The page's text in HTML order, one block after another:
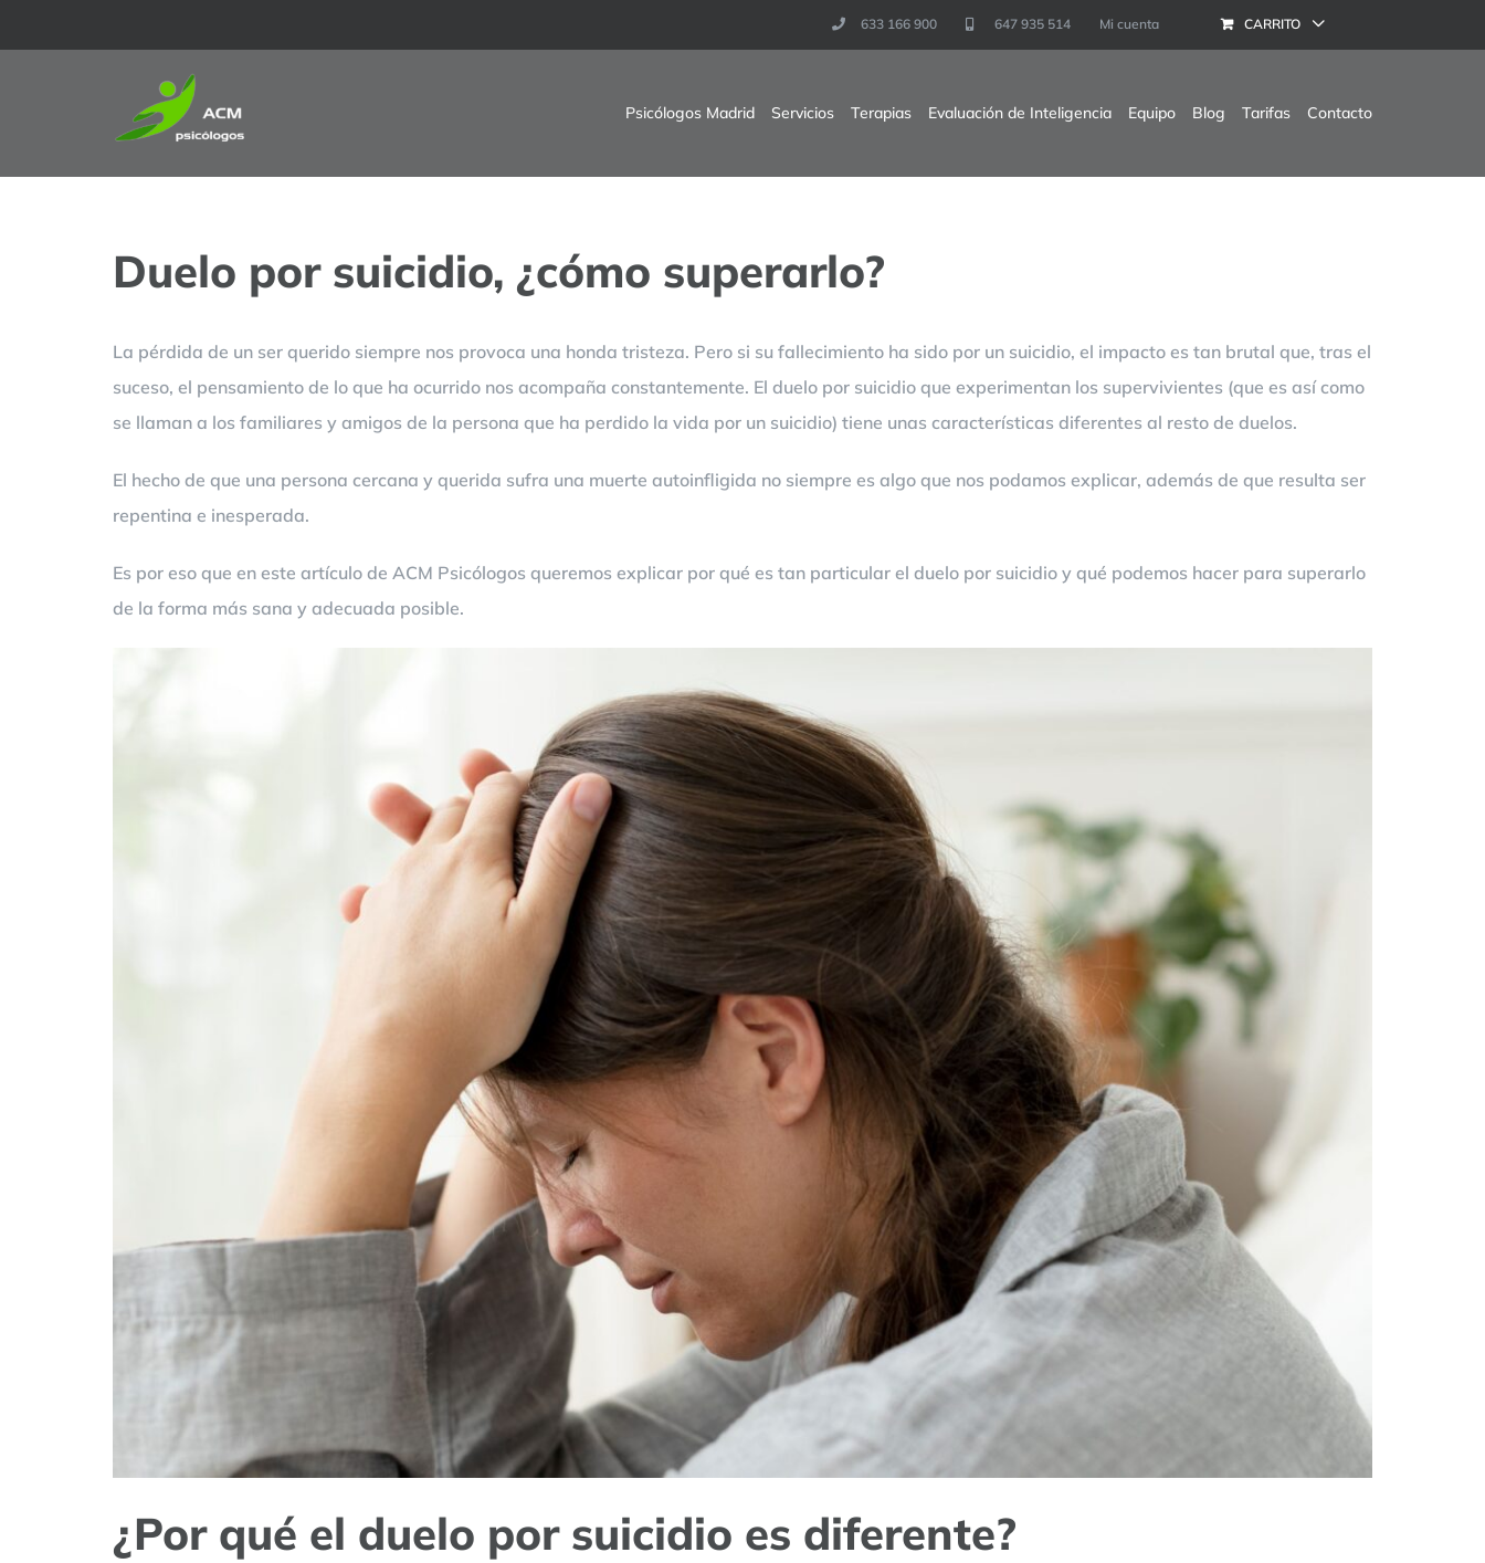
al
633 166 900 647 935 514 Mi cuenta CARRITO
Psicólogos Madrid Servicios Terapias Evaluación de Inteligencia Equipo Blog Tarifas Contacto
Duelo por suicidio, ¿cómo superarlo?
La pérdida de un ser querido siempre nos provoca una honda tristeza. Pero si su fallecimiento ha sido por un suicidio, el impacto es tan brutal que, tras el
suceso, el pensamiento de lo que ha ocurrido nos acompaña constantemente. El duelo por suicidio que experimentan los supervivientes (que es así como
se llaman a los familiares y amigos de la persona que ha perdido la vida por un suicidio) tiene unas características diferentes al resto de duelos.
El hecho de que una persona cercana y querida sufra una muerte autoinfligida no siempre es algo que nos podamos explicar, además de que resulta ser
repentina e inesperada.
Es por eso que en este artículo de ACM Psicólogos queremos explicar por qué es tan particular el duelo por suicidio y qué podemos hacer para superarlo
de la forma más sana y adecuada posible.
¿Por qué el duelo por suicidio es diferente?